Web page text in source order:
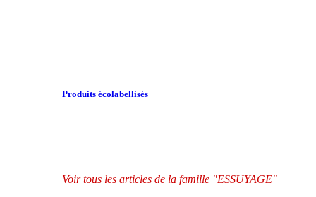
Produits écolabellisés
Voir tous les articles de la famille "ESSUYAGE"